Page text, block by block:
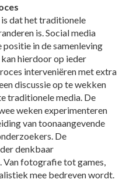
is dat het traditionele
is. Social media
in de samenleving
hierdoor op ieder
interveniëren met extra
discussie op te wekken
traditionele media. De
weken experimenteren
van toonaangevende
De
denkbaar
fotografie tot games,
mee bedreven wordt.